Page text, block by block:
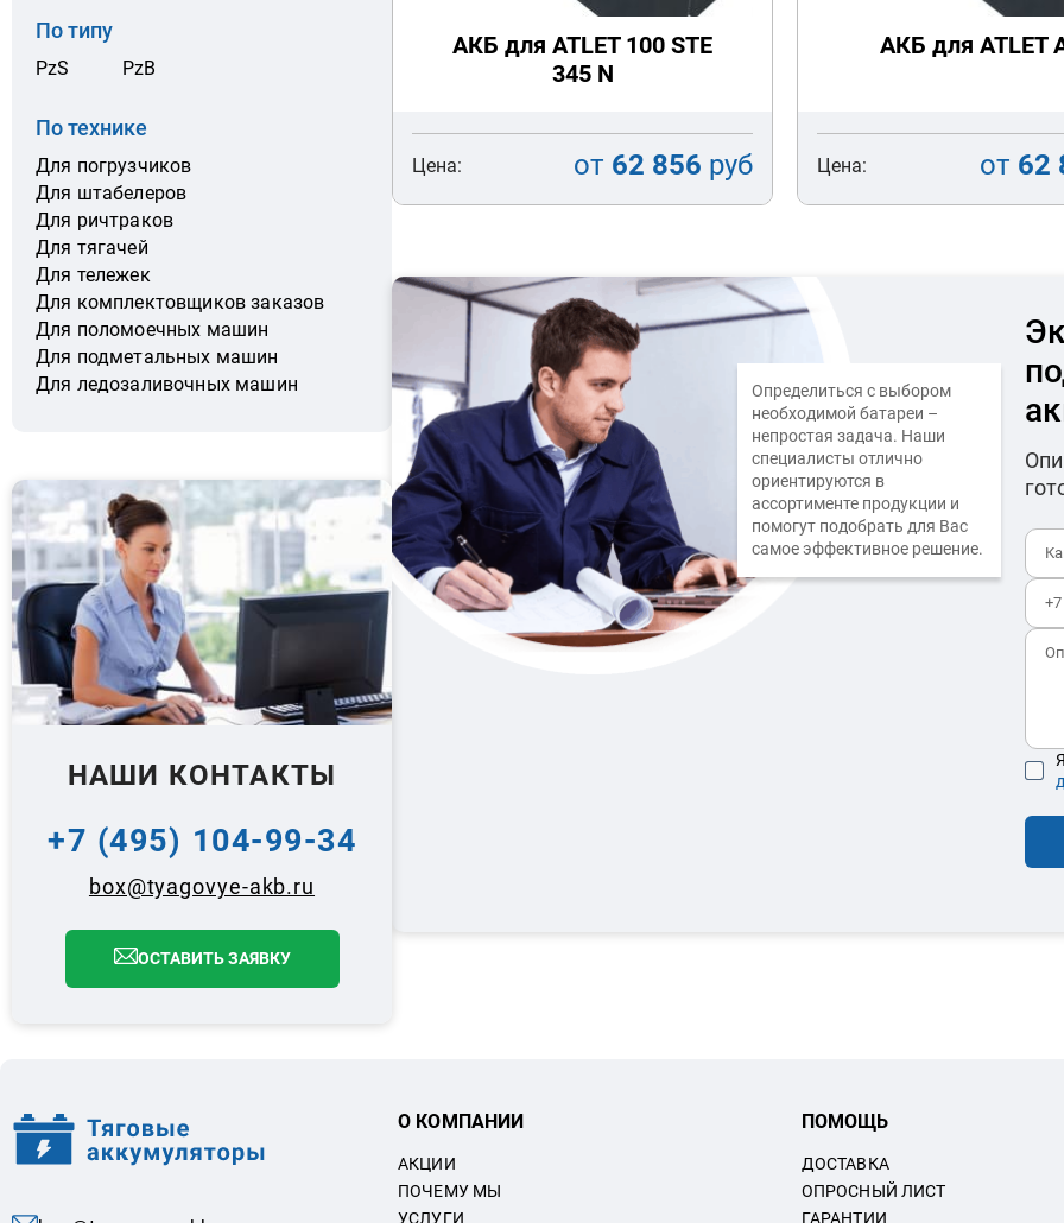
По типу
PzS PzB
По технике
Для погрузчиков
Для штабелеров
Для ричтраков
Для тягачей
Для тележек
Для комплектовщиков заказов
Для поломоечных машин
Для подметальных машин
Для ледозаливочных машин
НАШИ КОНТАКТЫ
+7 (495) 104-99-34
box@tyagovye-akb.ru
ОСТАВИТЬ ЗАЯВКУ
АКБ для ATLET 100 STE
345 N
Цена: от 62 856 руб
АКБ для ATLET
Цена: от 62
Определиться с выбором
необходимой батареи –
непростая задача. Наши
специалисты отлично
ориентируются в
ассортименте продукции и
помогут подобрать для Вас
самое эффективное решение.
О КОМПАНИИ
АКЦИИ
ПОЧЕМУ МЫ
УСЛУГИ
ПОМОЩЬ
ДОСТАВКА
ОПРОСНЫЙ ЛИСТ
ГАРАНТИИ